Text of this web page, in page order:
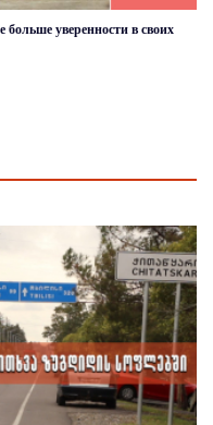
уверенности в своих